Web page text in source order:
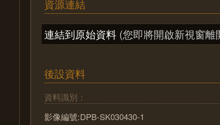
資源連結
連結到原始資料 (您即將開啟新視窗離
後設資料
資料識別：
影像編號:DPB-SK030430-1